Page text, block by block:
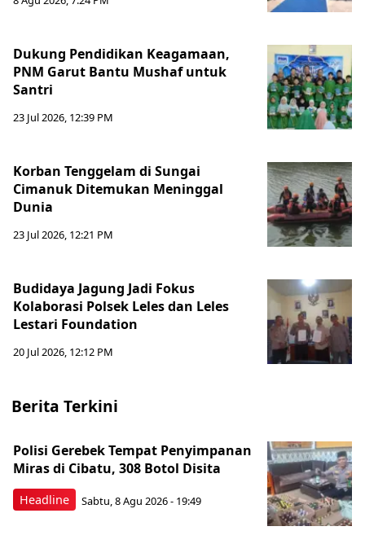
Dukung Pendidikan Keagamaan,
PNM Garut Bantu Mushaf untuk
Santri
23 Jul 2026, 12:39 PM
Korban Tenggelam di Sungai
Cimanuk Ditemukan Meninggal
Dunia
23 Jul 2026, 12:21 PM
Budidaya Jagung Jadi Fokus
Kolaborasi Polsek Leles dan Leles
Lestari Foundation
20 Jul 2026, 12:12 PM
Berita Terkini
Headline
Polisi Gerebek Tempat Penyimpanan
Miras di Cibatu, 308 Botol Disita
Sabtu, 8 Agu 2026 - 19:49